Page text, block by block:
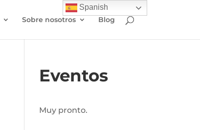
Sobre nosotros Blog
Eventos
Muy pronto.
Spanish